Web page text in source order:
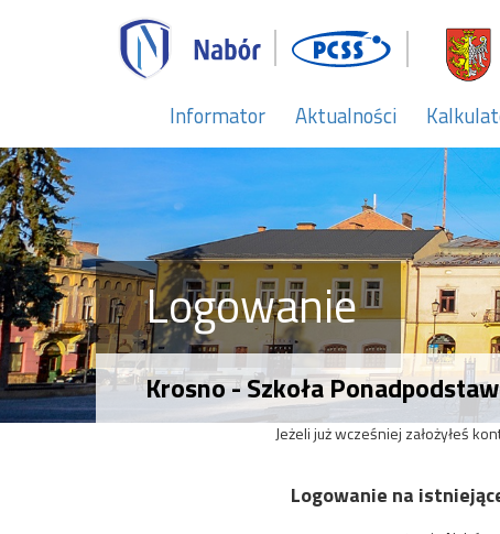
Informator Aktualności
Logowanie
Krosno - Szkoła
Jeżeli już wcześniej założyłeś
Logowanie na